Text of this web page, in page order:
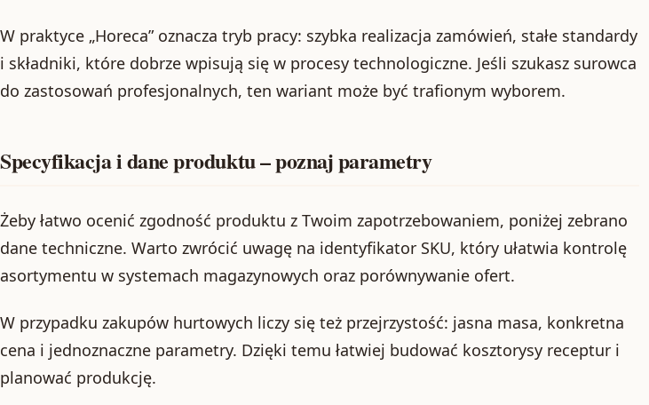
W praktyce „Horeca” oznacza tryb pracy: szybka realizacja zamówień, stałe standardy
i składniki, które dobrze wpisują się w procesy technologiczne. Jeśli szukasz surowca
do zastosowań profesjonalnych, ten wariant może być trafionym wyborem.
Specyfikacja i dane produktu – poznaj parametry
Żeby łatwo ocenić zgodność produktu z Twoim zapotrzebowaniem, poniżej zebrano
dane techniczne. Warto zwrócić uwagę na identyfikator SKU, który ułatwia kontrolę
asortymentu w systemach magazynowych oraz porównywanie ofert.
W przypadku zakupów hurtowych liczy się też przejrzystość: jasna masa, konkretna
cena i jednoznaczne parametry. Dzięki temu łatwiej budować kosztorysy receptur i
planować produkcję.